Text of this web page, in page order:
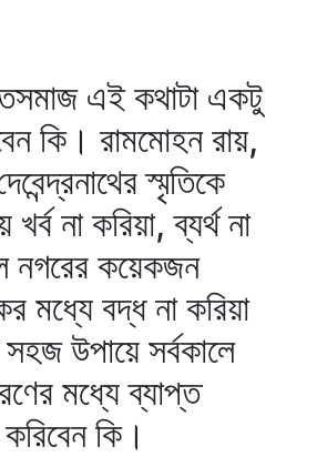
এই কথাটা একটু
কি। রামমোহন রায়,
স্মৃতিকে
খর্ব না করিয়া, ব্যর্থ না
নগরের কয়েকজন
মধ্যে বদ্ধ না করিয়া
উপায়ে সর্বকালে
মধ্যে ব্যাপ্ত
করিবেন কি।